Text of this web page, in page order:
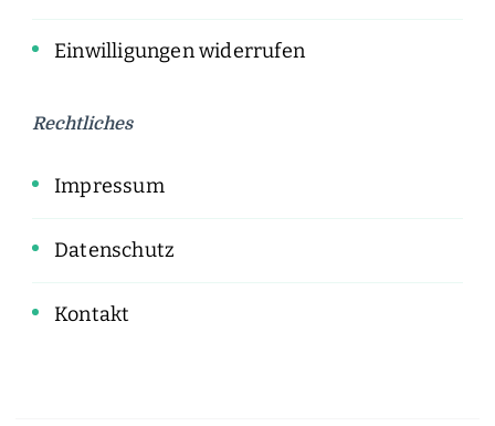
Einwilligungen widerrufen
Rechtliches
Impressum
Datenschutz
Kontakt